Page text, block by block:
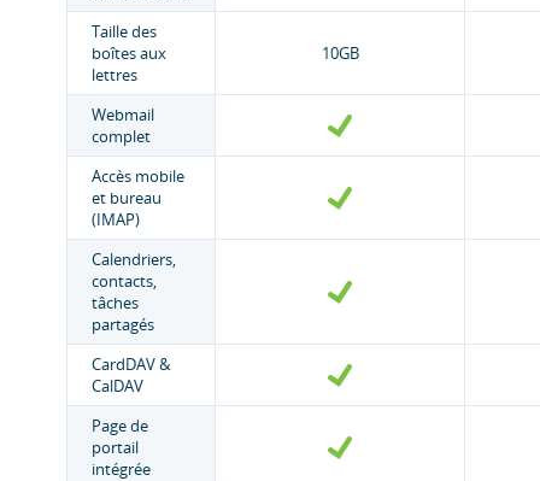
Taille des
boîtes aux
lettres
10GB
Webmail
complet
Accès mobile
et bureau
(IMAP)
Calendriers,
contacts,
tâches
partagés
CardDAV &
CalDAV
Page de
portail
intégrée